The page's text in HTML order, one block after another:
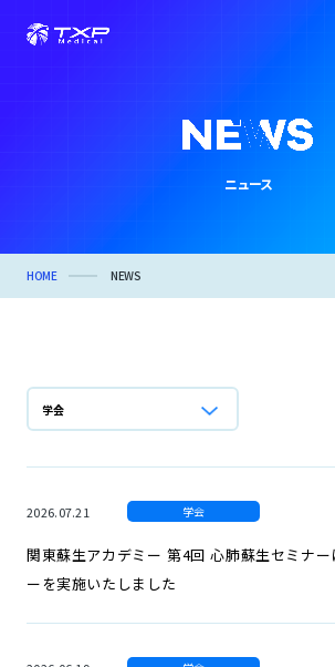
ニュース
HOME NEWS
学会
2026.07.21 学会
関東蘇生アカデミー 第4回 心肺蘇生セミナ
ーを実施いたしました
TXP Research
ニュース
事例紹介・オウンドメディア
採用情報
JA